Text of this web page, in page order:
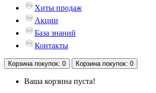
Хиты продаж
Акции
База знаний
Контакты
Корзина покупок: 0 Корзина покупок: 0
Ваша корзина пуста!